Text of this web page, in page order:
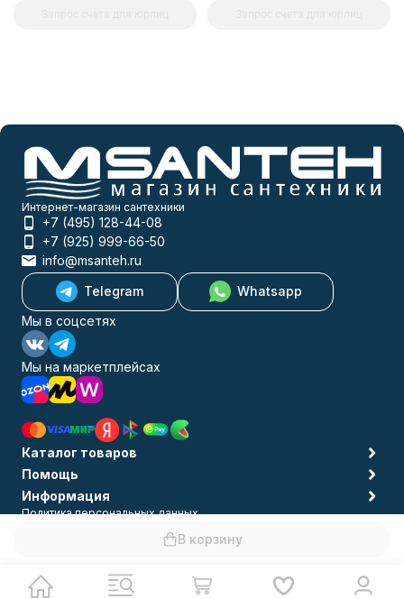
В корзину
Интернет-магазин сантехники
+7 (495) 128-44-08
+7 (925) 999-66-50
info@msanteh.ru
Telegram
Whatsapp
Мы в соцсетях
Мы на маркетплейсах
Каталог товаров
Помощь
Информация
Политика персональных данных